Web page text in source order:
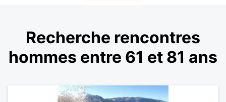
Recherche rencontres
hommes entre 61 et 81 ans